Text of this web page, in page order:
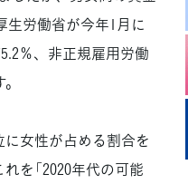
生労働省が今年1月に
％、非正規雇用労働
女性が占める割合を
を「2020年代の可能